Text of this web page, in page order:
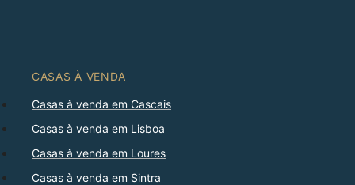
CASAS À VENDA
Casas à venda em Cascais
Casas à venda em Lisboa
Casas à venda em Loures
Casas à venda em Sintra